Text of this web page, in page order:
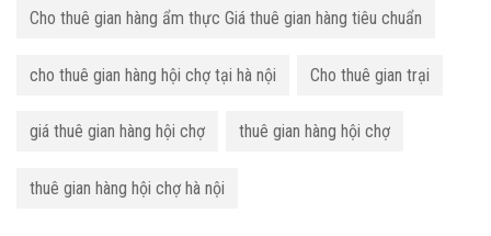
Cho thuê gian hàng ẩm thực Giá thuê gian hàng tiêu chuẩn
cho thuê gian hàng hội chợ tại hà nội Cho thuê gian trại
giá thuê gian hàng hội chợ thuê gian hàng hội chợ
thuê gian hàng hội chợ hà nội